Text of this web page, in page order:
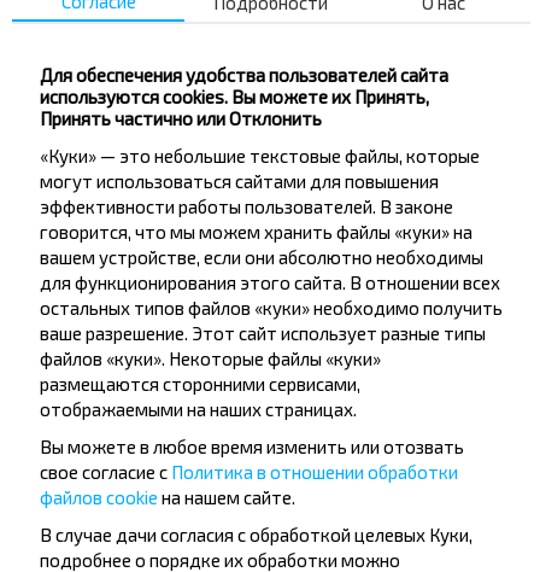
Боброво, Лепельский р-н ВИТЕБСКАЯ ОБЛ.
Купить
Копысь поворот
Купить
Хотите
путешествовать
дешевле?
Не пропусти специальные акции, скидки и
другие интересные предложения INFOBUS.
Подпишись на получение новостей и
путешествуй с нами дешевле!
Для обеспечения удобства пользователей сайта
используются cookies. Вы можете их Принять,
Принять частично или Отклонить
«Куки» — это небольшие текстовые файлы, которые
могут использоваться сайтами для повышения
эффективности работы пользователей. В законе
говорится, что мы можем хранить файлы «куки» на
вашем устройстве, если они абсолютно необходимы
для функционирования этого сайта. В отношении всех
остальных типов файлов «куки» необходимо получить
ваше разрешение. Этот сайт использует разные типы
файлов «куки». Некоторые файлы «куки»
размещаются сторонними сервисами,
отображаемыми на наших страницах.
Вы можете в любое время изменить или отозвать
свое согласие с Политика в отношении обработки
файлов cookie на нашем сайте.
В случае дачи согласия с обработкой целевых Куки,
подробнее о порядке их обработки можно